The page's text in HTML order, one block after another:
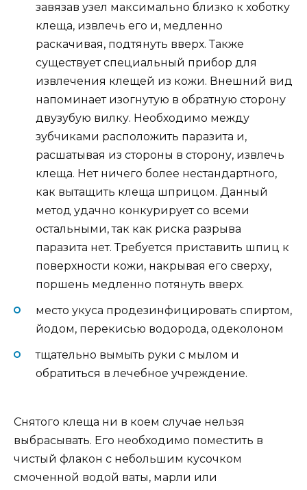
завязав узел максимально близко к хоботку
клеща, извлечь его и, медленно
раскачивая, подтянуть вверх. Также
существует специальный прибор для
извлечения клещей из кожи. Внешний вид
напоминает изогнутую в обратную сторону
двузубую вилку. Необходимо между
зубчиками расположить паразита и,
расшатывая из стороны в сторону, извлечь
клеща. Нет ничего более нестандартного,
как вытащить клеща шприцом. Данный
метод удачно конкурирует со всеми
остальными, так как риска разрыва
паразита нет. Требуется приставить шпиц к
поверхности кожи, накрывая его сверху,
поршень медленно потянуть вверх.
место укуса продезинфицировать спиртом,
йодом, перекисью водорода, одеколоном
тщательно вымыть руки с мылом и
обратиться в лечебное учреждение.
Снятого клеща ни в коем случае нельзя
выбрасывать. Его необходимо поместить в
чистый флакон с небольшим кусочком
смоченной водой ваты, марли или